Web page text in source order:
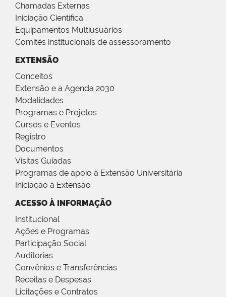
Chamadas Externas
Iniciação Científica
Equipamentos Multiusuários
Comitês institucionais de assessoramento
EXTENSÃO
Conceitos
Extensão e a Agenda 2030
Modalidades
Programas e Projetos
Cursos e Eventos
Registro
Documentos
Visitas Guiadas
Programas de apoio à Extensão Universitária
Iniciação à Extensão
ACESSO À INFORMAÇÃO
Institucional
Ações e Programas
Participação Social
Auditorias
Convênios e Transferências
Receitas e Despesas
Licitações e Contratos